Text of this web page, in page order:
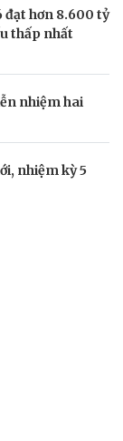
đạt hơn 8.600 tỷ
thấp nhất
nhiệm hai
nhiệm kỳ 5